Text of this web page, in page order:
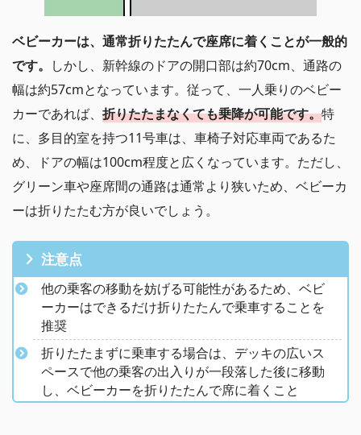
ベビーカーは、通常折りたたんで座席に着くことが一般的
です。 しかし、新幹線のドアの開口部は約70cm、通路の
幅は約57cmとなっています。従って、一人乗りのベビー
カーであれば、 折りたたまなくても乗降が可能です。特
に、多目的室を持つ11号車は、車椅子対応車両であるた
め、ドアの幅は100cm程度と広くなっています。ただし、
グリーン車や座席間の通路は通常より狭いため、ベビーカ
ーは折りたたむ方が良いでしょう。
注意点
他の乗客の移動を妨げる可能性があるため、ベビ
ーカーはできるだけ折りたたんで乗車することを
推奨
折りたたまずに乗車する場合は、デッキの広いス
ペースで他の乗客の出入りが一段落した後に移動
し、ベビーカーを折りたたんで席に着くこと